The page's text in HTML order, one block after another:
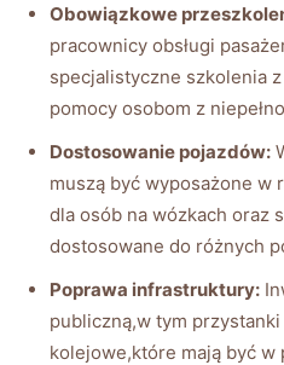
Obowiązkowe
pracownicy obsługi
‌specjalistyczne szkolenia
pomocy osobom z⁣
Dostosowanie pojazdów:
muszą⁤ być wyposażone w⁢
dla osób na wózkach oraz
dostosowane do różnych
Poprawa infrastruktury:
publiczną,w tym
kolejowe,które mają być⁢ w⁤